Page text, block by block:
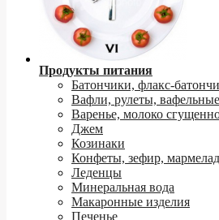
Продукты питания
Батончики, флакс-
Вафли, рулеты,
Варенье, молоко
Джем
Козинаки
Конфеты, зефир, мармелад
Леденцы
Минеральная вода
Макаронные изделия
Печенье